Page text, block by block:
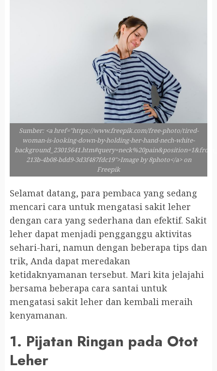
Sumber: <a href="https://www.freepik.com/free-photo/tired-
woman-is-looking-down-by-holding-her-hand-nech-white-
213b-4b08-bdd9-3d3f487fdc19">Image by 8photo</a> on
Freepik
Selamat datang, para pembaca yang sedang
mencari cara untuk mengatasi sakit leher
dengan cara yang sederhana dan efektif. Sakit
leher dapat menjadi pengganggu aktivitas
sehari-hari, namun dengan beberapa tips dan
trik, Anda dapat meredakan
ketidaknyamanan tersebut. Mari kita jelajahi
bersama beberapa cara santai untuk
mengatasi sakit leher dan kembali meraih
kenyamanan.
1. Pijatan Ringan pada Otot
Leher